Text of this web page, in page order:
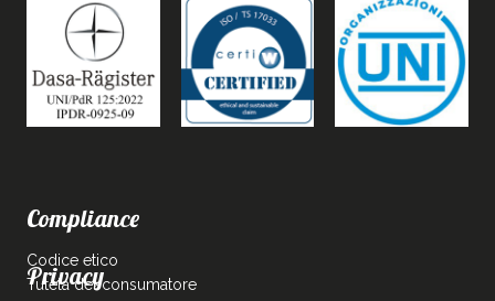
Compliance
Codice etico
Tutela del consumatore
Privacy